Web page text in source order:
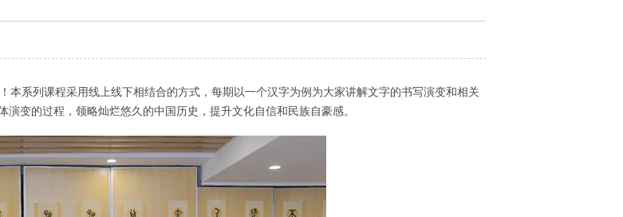
本系列课程采用线上线下相结合的方式，每期以一个汉字为例为大家讲解文字的书写演变和相关
变的过程，领略灿烂悠久的中国历史，提升文化自信和民族自豪感。